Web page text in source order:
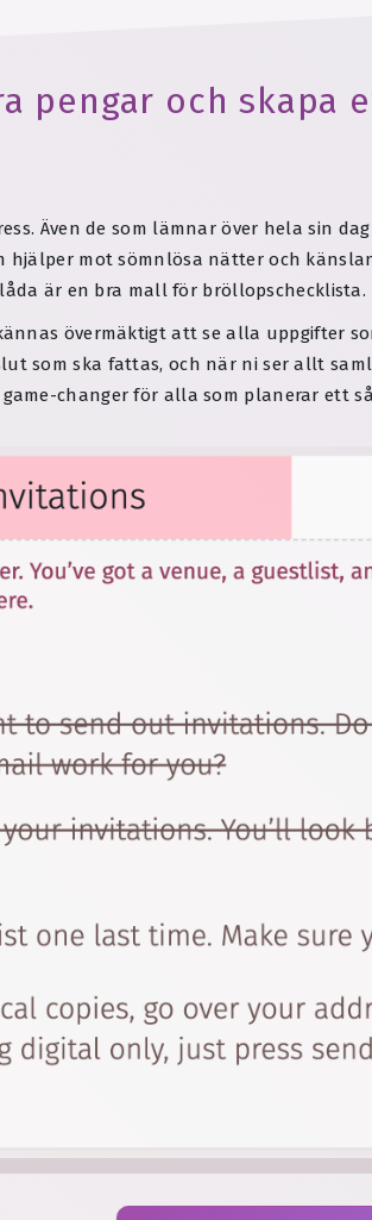
pengar och
Även de som lämnar över hela sin
hjälper mot sömnlösa nätter och
är en bra mall för bröllopschecklista.
övermäktigt att se alla uppgifter
som ska fattas, och när ni ser allt
changer för alla som planerar ett